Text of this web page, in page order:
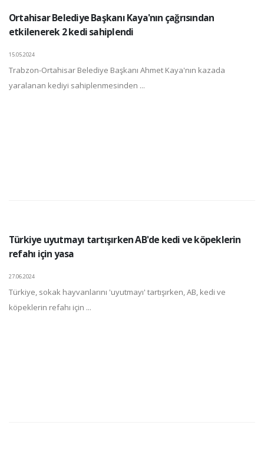
Ortahisar Belediye Başkanı Kaya'nın çağrısından
etkilenerek 2 kedi sahiplendi
15.05.2024
Trabzon-Ortahisar Belediye Başkanı Ahmet Kaya'nın kazada
yaralanan kediyi sahiplenmesinden ...
Türkiye uyutmayı tartışırken AB'de kedi ve köpeklerin
refahı için yasa
27.06.2024
Türkiye, sokak hayvanlarını 'uyutmayı' tartışırken, AB, kedi ve
köpeklerin refahı için ...